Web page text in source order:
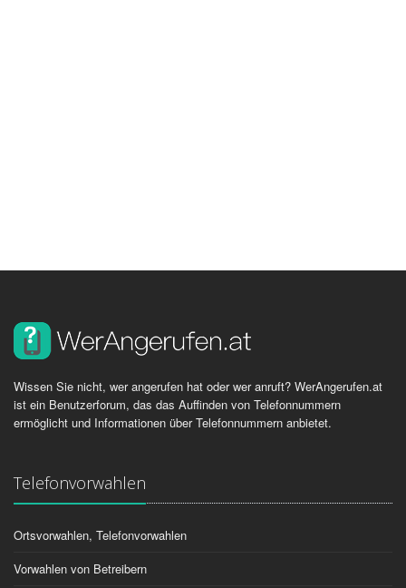
Wissen Sie nicht, wer angerufen hat oder wer anruft? WerAngerufen.at
ist ein Benutzerforum, das das Auffinden von Telefonnummern
ermöglicht und Informationen über Telefonnummern anbietet.
Telefonvorwahlen
Ortsvorwahlen, Telefonvorwahlen
Vorwahlen von Betreibern